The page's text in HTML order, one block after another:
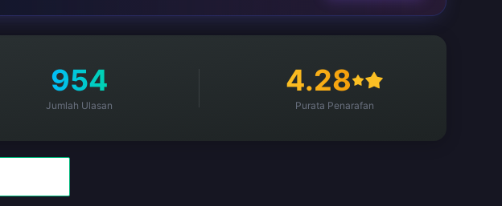
954
Jumlah Ulasan
4.28
Purata Penarafan